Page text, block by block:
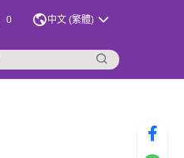
0 中文 (繁體)